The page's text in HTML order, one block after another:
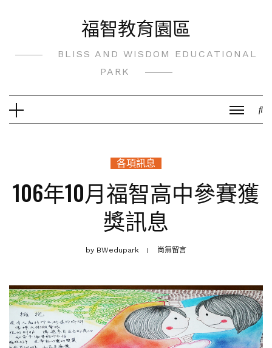
福智教育園區
BLISS AND WISDOM EDUCATIONAL
PARK
各項訊息
106年10月福智高中參賽獲
獎訊息
by BWedupark 尚無留言